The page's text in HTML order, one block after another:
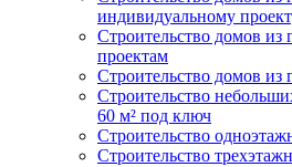
индивидуальному
Строительство домов из
проектам
Строительство домов из
Строительство
60 м² под ключ
Строительство
Строительство